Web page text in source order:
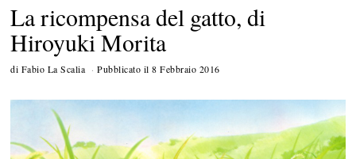
La ricompensa del gatto, di
Hiroyuki Morita
di Fabio La Scalia Pubblicato il 8 Febbraio 2016